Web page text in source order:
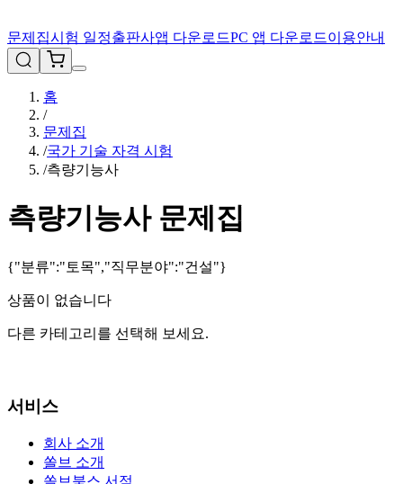
문제집시험 일정출판사앱 다운로드PC 앱 다운로드이용안내
홈
/
문제집
/국가 기술 자격 시험
/측량기능사
측량기능사문제집
{"분류":"토목","직무분야":"건설"}
상품이 없습니다
다른 카테고리를 선택해 보세요.
서비스
회사 소개
쏠브 소개